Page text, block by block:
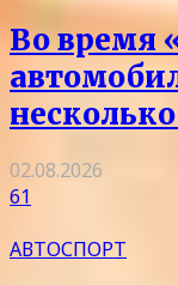
Во время
02.08.2026
61
АВТОСПОРТ